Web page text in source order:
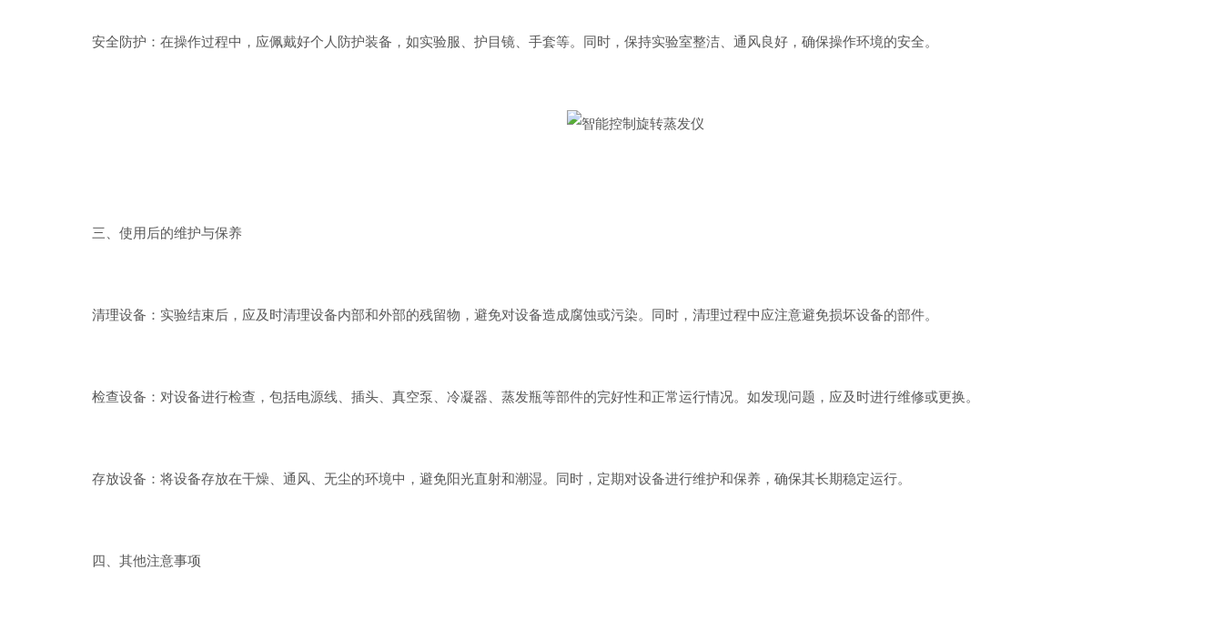
安全防护：在操作过程中，应佩戴好个人防护装备，如实验服、护目镜、手套等。同时，保持实验室整洁、通风良好，确保操作环境的安全。
三、使用后的维护与保养
清理设备：实验结束后，应及时清理设备内部和外部的残留物，避免对设备造成腐蚀或污染。同时，清理过程中应注意避免损坏设备的部件。
检查设备：对设备进行检查，包括电源线、插头、真空泵、冷凝器、蒸发瓶等部件的完好性和正常运行情况。如发现问题，应及时进行维修或更换。
存放设备：将设备存放在干燥、通风、无尘的环境中，避免阳光直射和潮湿。同时，定期对设备进行维护和保养，确保其长期稳定运行。
四、其他注意事项